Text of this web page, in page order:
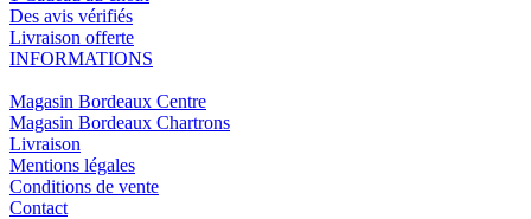
Des avis vérifiés
Livraison offerte
INFORMATIONS
Magasin Bordeaux Centre
Magasin Bordeaux Chartrons
Livraison
Mentions légales
Conditions de vente
Contact